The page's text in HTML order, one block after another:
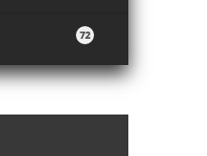
72